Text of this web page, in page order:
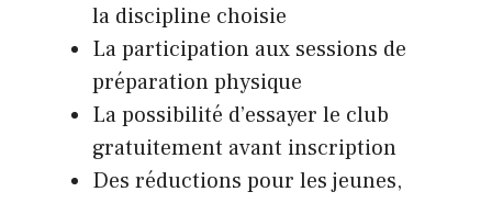
la discipline choisie
La participation aux sessions de
préparation physique
La possibilité d’essayer le club
gratuitement avant inscription
Des réductions pour les jeunes,